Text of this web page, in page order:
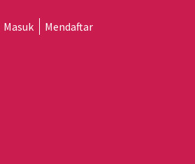
Masuk Mendaftar